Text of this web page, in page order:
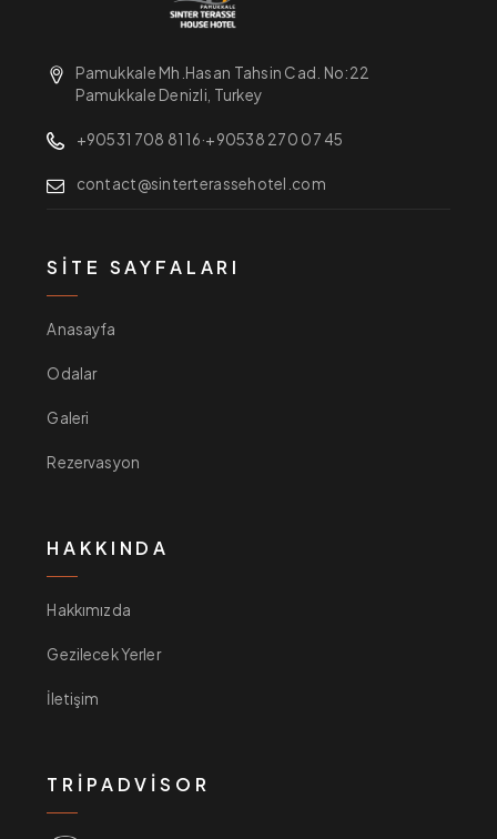
Pamukkale Mh.Hasan Tahsin Cad. No:22
Pamukkale Denizli, Turkey
+90531 708 81 16·+90538 270 07 45
contact@sinterterassehotel.com
SITE SAYFALARI
Anasayfa
Odalar
Galeri
Rezervasyon
HAKKINDA
Hakkımızda
Gezilecek Yerler
İletişim
TRIPADVISOR